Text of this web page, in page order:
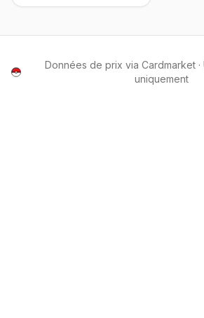
Données de prix via Cardmarket
uniquement